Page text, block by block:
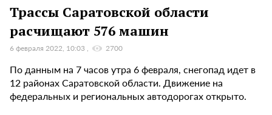
Трассы Саратовской области
расчищают 576 машин
6 февраля 2022, 10:03 2700
По данным на 7 часов утра 6 февраля, снегопад идет в
12 районах Саратовской области. Движение на
федеральных и региональных автодорогах открыто.